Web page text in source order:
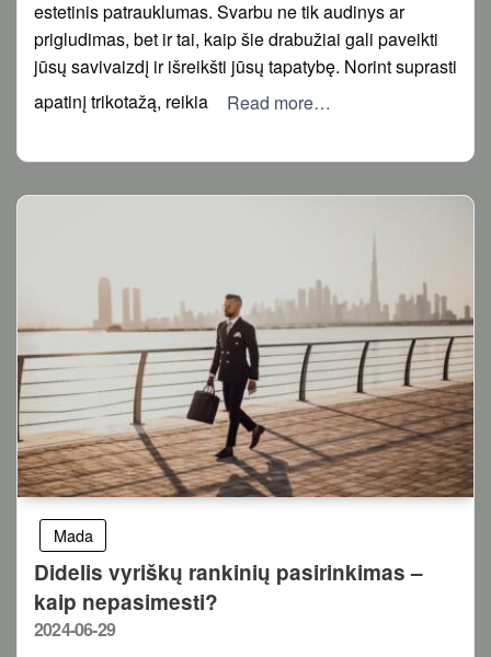
estetinis patrauklumas. Svarbu ne tik audinys ar
prigludimas, bet ir tai, kaip šie drabužiai gali paveikti
jūsų savivaizdį ir išreikšti jūsų tapatybę. Norint suprasti
apatinį trikotažą, reikia
Read more…
Mada
Didelis vyriškų rankinių pasirinkimas –
kaip nepasimesti?
Posted
2024-06-29